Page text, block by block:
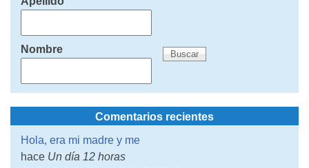
Nombre
Comentarios recientes
Hola, era mi madre y me
hace Un día 12 horas